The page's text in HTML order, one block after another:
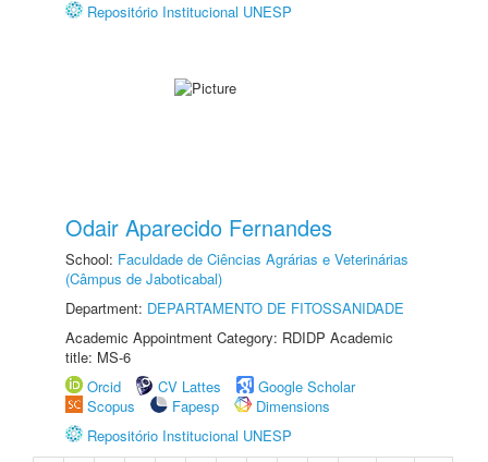
Repositório Institucional UNESP
Odair Aparecido Fernandes
School: Faculdade de Ciências Agrárias e Veterinárias
(Câmpus de Jaboticabal)
Department: DEPARTAMENTO DE FITOSSANIDADE
Academic Appointment Category: RDIDP Academic
title: MS-6
Orcid
CV Lattes
Google Scholar
Scopus
Fapesp
Dimensions
Repositório Institucional UNESP